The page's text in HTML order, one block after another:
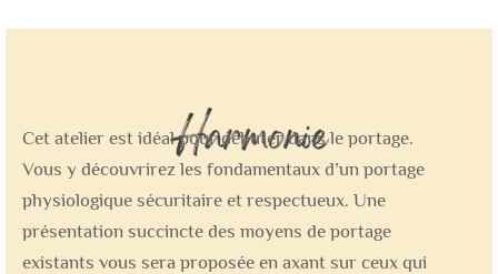
Cet atelier est idéal pour débuter dans le portage.
Vous y découvrirez les fondamentaux d’un portage
physiologique sécuritaire et respectueux. Une
présentation succincte des moyens de portage
existants vous sera proposée en axant sur ceux qui